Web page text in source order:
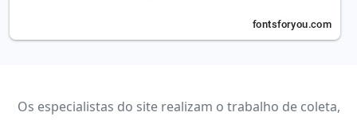
Os especialistas do site realizam o trabalho de coleta,